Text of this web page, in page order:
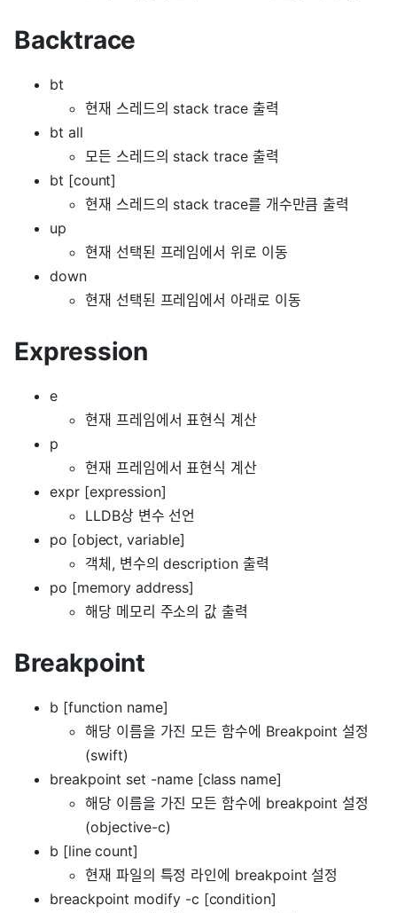
Backtrace
bt
현재 스레드의 stack trace 출력
bt all
모든 스레드의 stack trace 출력
bt [count]
현재 스레드의 stack trace를 개수만큼 출력
up
현재 선택된 프레임에서 위로 이동
down
현재 선택된 프레임에서 아래로 이동
Expression
e
현재 프레임에서 표현식 계산
p
현재 프레임에서 표현식 계산
expr [expression]
LLDB상 변수 선언
po [object, variable]
객체, 변수의 description 출력
po [memory address]
해당 메모리 주소의 값 출력
Breakpoint
b [function name]
해당 이름을 가진 모든 함수에 Breakpoint 설정
(swift)
breakpoint set -name [class name]
해당 이름을 가진 모든 함수에 breakpoint 설정
(objective-c)
b [line count]
현재 파일의 특정 라인에 breakpoint 설정
breackpoint modify -c [condition]